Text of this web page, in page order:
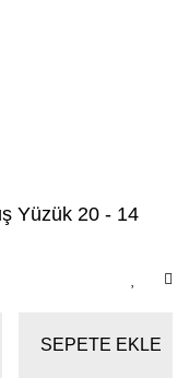
Yüzük 20 - 14
SEPETE EKLE